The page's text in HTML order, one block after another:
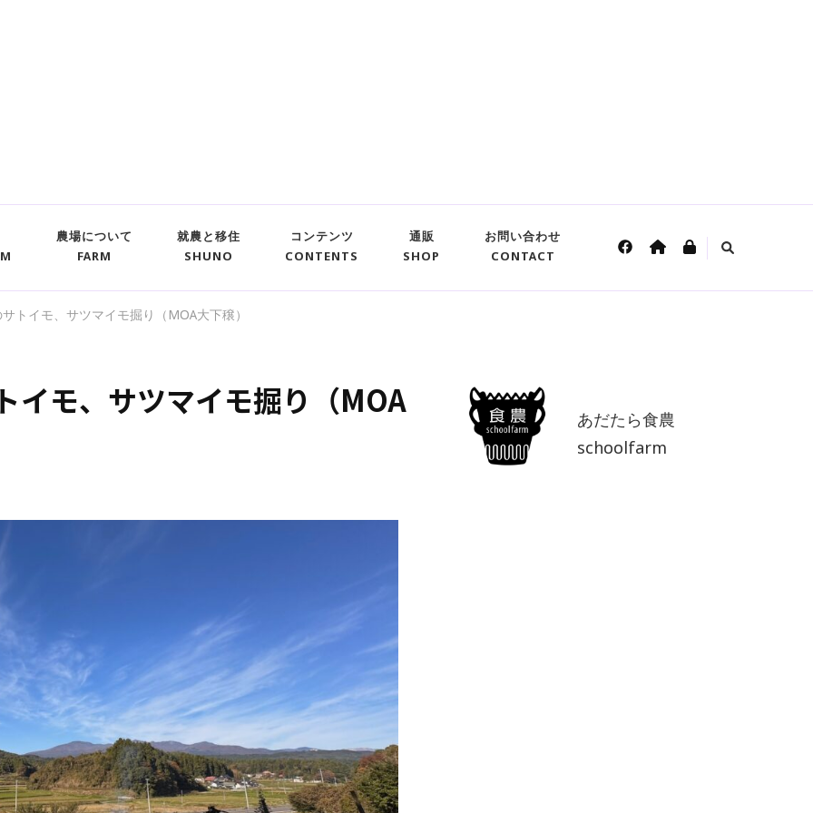
農場について
FARM
就農と移住
SHUNO
コンテンツ
CONTENTS
通販
SHOP
お問い合わせ
CONTACT
トイモ、サツマイモ掘り（MOA大下穣）
イモ、サツマイモ掘り（MOA
あだたら食農
schoolfarm